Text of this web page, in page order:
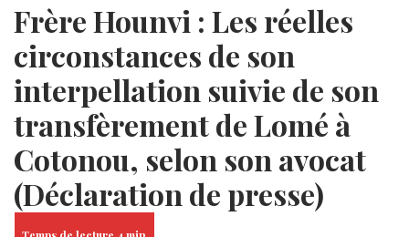
Frère Hounvi : Les réelles
circonstances de son
interpellation suivie de son
transfèrement de Lomé à
Cotonou, selon son avocat
(Déclaration de presse)